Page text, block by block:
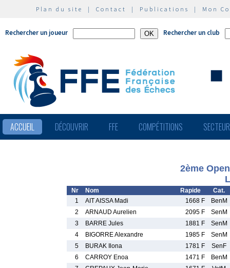
Plan du site | Contact | Publications | Mon
Rechercher un joueur Rechercher un club
ACCUEIL DÉCOUVRIR FFE COMPÉTITIONS
2ème
Nr Nom Rapide
Cat.
1
AIT AISSA Madi 1668 F
BenM
2
ARNAUD Aurelien 2095 F
SenM
3
BARRE Jules 1881 F
SenM
4
BIGORRE Alexandre 1985 F
SenM
5
BURAK Ilona 1781 F
SenF
6
CARROY Enoa 1471 F
BenM